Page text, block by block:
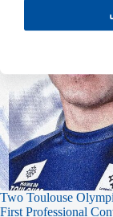
Two Toulouse
First Professional